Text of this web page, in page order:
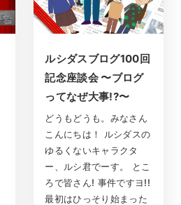
ルシダスブログ100回
記念座談会 〜ブログ
ってなぜ大事!?〜
どうもどうも。みなさん
こんにちは！ ルシダスの
ゆるくないキャラクタ
ー、ルシ君でーす。 とこ
ろで皆さん! 事件ですヨ!!
最初はひっそり始まった